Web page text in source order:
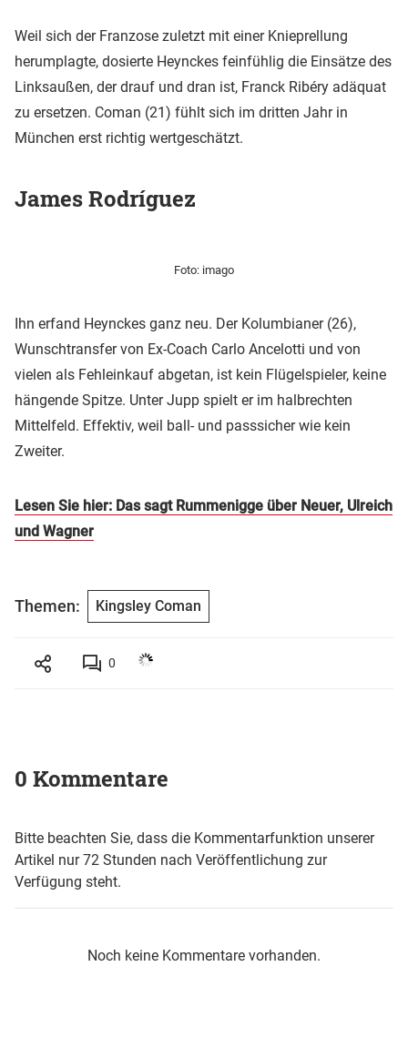
Weil sich der Franzose zuletzt mit einer Knieprellung
herumplagte, dosierte Heynckes feinfühlig die Einsätze des
Linksaußen, der drauf und dran ist, Franck Ribéry adäquat
zu ersetzen. Coman (21) fühlt sich im dritten Jahr in
München erst richtig wertgeschätzt.
James Rodríguez
Foto: imago
Ihn erfand Heynckes ganz neu. Der Kolumbianer (26),
Wunschtransfer von Ex-Coach Carlo Ancelotti und von
vielen als Fehleinkauf abgetan, ist kein Flügelspieler, keine
hängende Spitze. Unter Jupp spielt er im halbrechten
Mittelfeld. Effektiv, weil ball- und passsicher wie kein
Zweiter.
Lesen Sie hier: Das sagt Rummenigge über Neuer, Ulreich
und Wagner
Themen: Kingsley Coman
0
0 Kommentare
Bitte beachten Sie, dass die Kommentarfunktion unserer
Artikel nur 72 Stunden nach Veröffentlichung zur
Verfügung steht.
Noch keine Kommentare vorhanden.